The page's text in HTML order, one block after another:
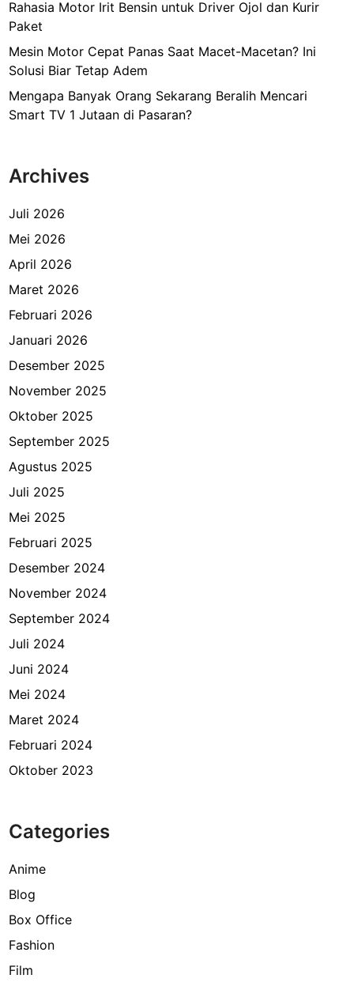
Rahasia Motor Irit Bensin untuk Driver Ojol dan Kurir
Paket
Mesin Motor Cepat Panas Saat Macet-Macetan? Ini
Solusi Biar Tetap Adem
Mengapa Banyak Orang Sekarang Beralih Mencari
Smart TV 1 Jutaan di Pasaran?
Archives
Juli 2026
Mei 2026
April 2026
Maret 2026
Februari 2026
Januari 2026
Desember 2025
November 2025
Oktober 2025
September 2025
Agustus 2025
Juli 2025
Mei 2025
Februari 2025
Desember 2024
November 2024
September 2024
Juli 2024
Juni 2024
Mei 2024
Maret 2024
Februari 2024
Oktober 2023
Categories
Anime
Blog
Box Office
Fashion
Film